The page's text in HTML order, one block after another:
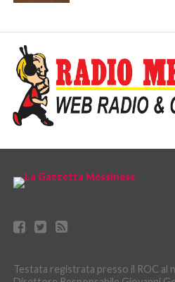
Testata registrata presso il ROC al